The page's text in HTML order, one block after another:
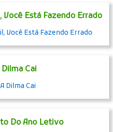
Você Está Fazendo Errado
Cai
Do Ano Letivo